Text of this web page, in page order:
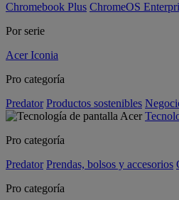
Chromebook Plus ChromeOS
Por serie
Acer Iconia
Pro categoría
Predator Productos sostenibles
Pro categoría
Predator Prendas, bolsos y accesorios
Pro categoría